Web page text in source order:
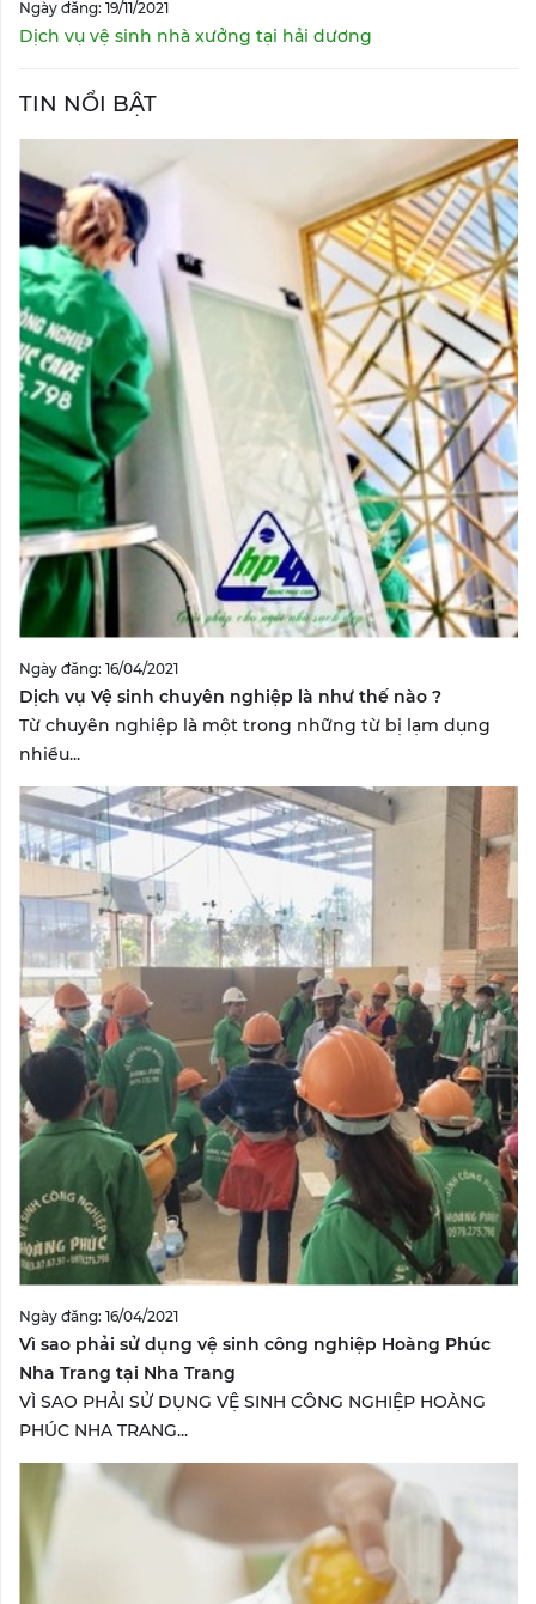
Ngày đăng: 19/11/2021
Dịch vụ vệ sinh nhà xưởng tại hải dương
TIN NỔI BẬT
Ngày đăng: 16/04/2021
Dịch vụ Vệ sinh chuyên nghiệp là như thế nào ?
Từ chuyên nghiệp là một trong những từ bị lạm dụng
nhiều...
Ngày đăng: 16/04/2021
Vì sao phải sử dụng vệ sinh công nghiệp Hoàng Phúc
Nha Trang tại Nha Trang
VÌ SAO PHẢI SỬ DỤNG VỆ SINH CÔNG NGHIỆP HOÀNG
PHÚC NHA TRANG...